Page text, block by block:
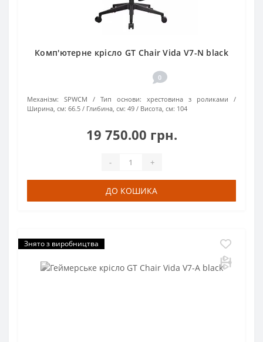
Комп'ютерне крісло GT Chair Vida V7-N black
0
Механізм: SPWCM Тип основи:
хрестовина з роликами
Ширина, см: 66.5 Глибина, см: 49 Висота, см: 104
19 750.00 грн.
- +
ДО КОШИКА
Знято з виробництва